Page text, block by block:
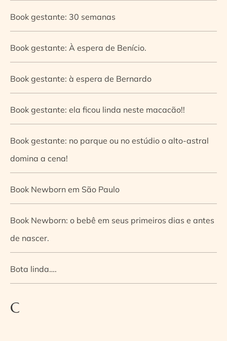
Book gestante: 30 semanas
Book gestante: À espera de Benício.
Book gestante: à espera de Bernardo
Book gestante: ela ficou linda neste macacão!!
Book gestante: no parque ou no estúdio o alto-astral
domina a cena!
Book Newborn em São Paulo
Book Newborn: o bebê em seus primeiros dias e antes
de nascer.
Bota linda….
C